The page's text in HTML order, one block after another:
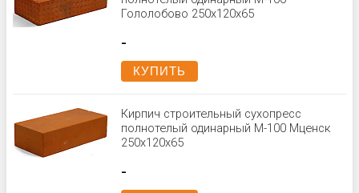
Гололобово 250x120x65
-
КУПИТЬ
Кирпич строительный сухопресс
полнотелый одинарный М-100 Мценск
250x120x65
-